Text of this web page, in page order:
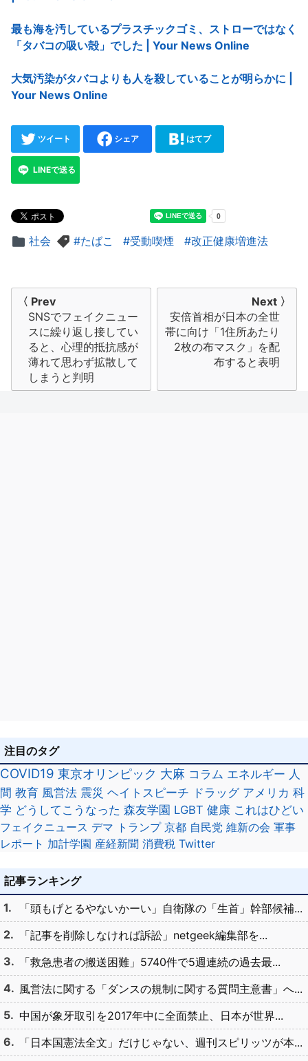
最も海を汚しているプラスチックゴミ、ストローではなく
「タバコの吸い殻」でした | Your News Online
大気汚染がタバコよりも人を殺していることが明らかに |
Your News Online
ツイート シェア はてブ
LINEで送る
社会 たばこ 受動喫煙 改正健康増進法
〈 Prev
SNSでフェイクニュー
スに繰り返し接してい
ると、心理的抵抗感が
薄れて思わず拡散して
しまうと判明
Next 〉
安倍首相が日本の全世
帯に向け「1住所あたり
2枚の布マスク」を配
布すると表明
注目のタグ
COVID19 東京オリンピック 大麻 コラム エネルギー 人
間 教育 風営法 震災 ヘイトスピーチ ドラッグ アメリカ 科
学 どうしてこうなった 森友学園 LGBT 健康 これはひどい
フェイクニュース デマ トランプ 京都 自民党 維新の会 軍事
レポート 加計学園 産経新聞 消費税 Twitter
記事ランキング
「頭もげとるやないかーい」自衛隊の「生首」幹部候補...
「記事を削除しなければ訴訟」netgeek編集部を...
「救急患者の搬送困難」5740件で5週連続の過去最...
風営法に関する「ダンスの規制に関する質問主意書」へ...
中国が象牙取引を2017年中に全面禁止、日本が世界...
「日本国憲法全文」だけじゃない、週刊スピリッツが本...